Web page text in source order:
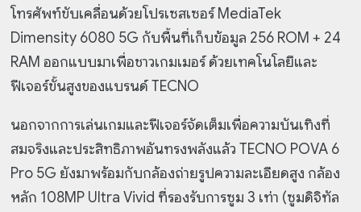
โทรศัพท์ขับเคลื่อนด้วยโปรเซสเซอร์ MediaTek
Dimensity 6080 5G กับพื้นที่เก็บข้อมูล 256 ROM + 24
RAM ออกแบบมาเพื่อชาวเกมเมอร์ ด้วยเทคโนโลยีและ
ฟีเจอร์ขั้นสูงของแบรนด์ TECNO
นอกจากการเล่นเกมและฟีเจอร์จัดเต็มเพื่อความบันเทิงที่
สมจริงและประสิทธิภาพอันทรงพลังแล้ว TECNO POVA 6
Pro 5G ยังมาพร้อมกับกล้องถ่ายรูปความละเอียดสูง กล้อง
หลัก 108MP Ultra Vivid ที่รองรับการซูม 3 เท่า (ซูมดิจิทัล